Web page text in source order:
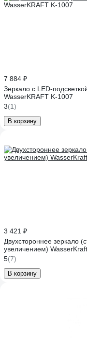
7 884 ₽
Зеркало с LED-
WasserKRAFT K-1007
3(1)
В корзину
3 421 ₽
Двухстороннее зеркало
увеличением)
5(7)
В корзину